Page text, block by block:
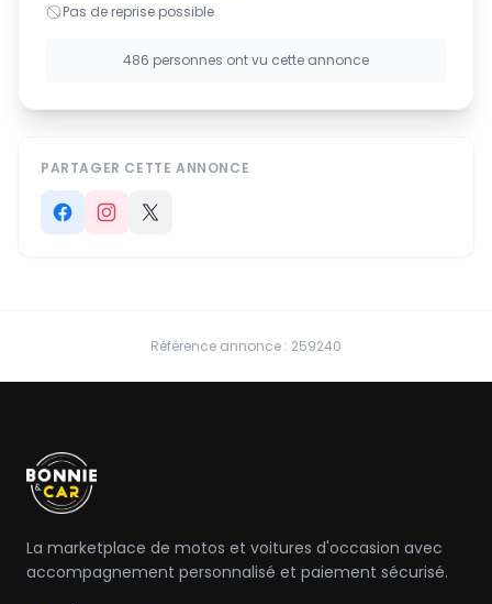
Pas de reprise possible
486 personnes ont vu cette annonce
PARTAGER CETTE ANNONCE
Référence annonce : 259240
La marketplace de motos et voitures d'occasion avec
accompagnement personnalisé et paiement sécurisé.